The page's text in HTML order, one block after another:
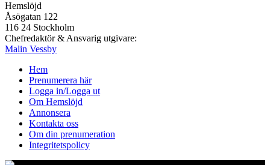
Hemslöjd
Åsögatan 122
116 24 Stockholm
Chefredaktör & Ansvarig utgivare:
Malin Vessby
Hem
Prenumerera här
Logga in/Logga ut
Om Hemslöjd
Annonsera
Kontakta oss
Om din prenumeration
Integritetspolicy